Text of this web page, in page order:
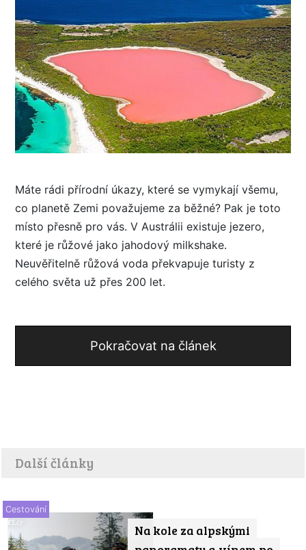
Máte rádi přírodní úkazy, které se vymykají všemu,
co planetě Zemi považujeme za běžné? Pak je toto
místo přesně pro vás. V Austrálii existuje jezero,
které je růžové jako jahodový milkshake.
Neuvěřitelně růžová voda překvapuje turisty z
celého světa už přes 200 let.
Pokračovat na článek
Další články
Na kole za alpskými
Cestování